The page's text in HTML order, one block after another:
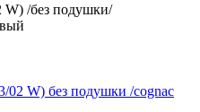
W) /без подушки/
W) без подушки /сognac